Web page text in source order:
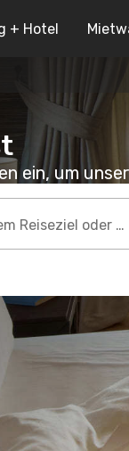
+ Hotel
ein, um
Suchen Sie nach einem Reiseziel oder Hotel